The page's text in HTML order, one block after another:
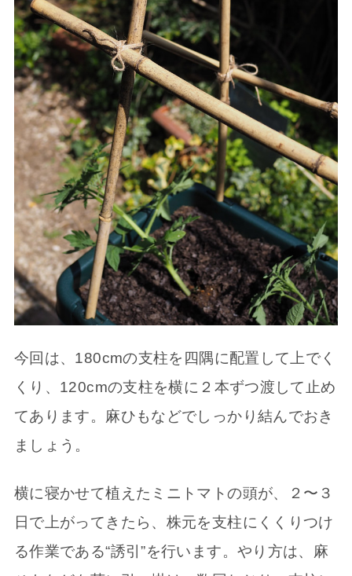
今回は、180cmの支柱を四隅に配置して上でく
くり、120cmの支柱を横に２本ずつ渡して止め
てあります。麻ひもなどでしっかり結んでおき
ましょう。
横に寝かせて植えたミニトマトの頭が、２〜３
日で上がってきたら、株元を支柱にくくりつけ
る作業である“誘引”を行います。やり方は、麻